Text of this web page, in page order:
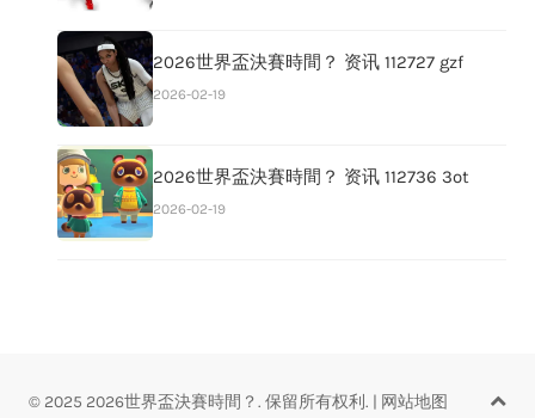
2026世界盃決賽時間？ 资讯 112727 gzf
2026-02-19
2026世界盃決賽時間？ 资讯 112736 3ot
2026-02-19
© 2025 2026世界盃決賽時間？. 保留所有权利. | 网站地图